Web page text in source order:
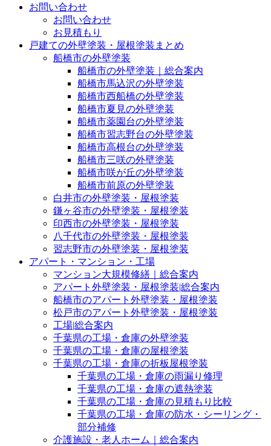
お問い合わせ
お問い合わせ
お見積もり
戸建ての外壁塗装・屋根塗装まとめ
船橋市の外壁塗装
船橋市の外壁塗装｜総合案内
船橋市馬込沢の外壁塗装
船橋市西船橋の外壁塗装
船橋市夏見の外壁塗装
船橋市薬園台の外壁塗装
船橋市習志野台の外壁塗装
船橋市高根台の外壁塗装
船橋市三咲の外壁塗装
船橋市咲が丘の外壁塗装
船橋市前原の外壁塗装
白井市の外壁塗装・屋根塗装
鎌ヶ谷市の外壁塗装・屋根塗装
印西市の外壁塗装・屋根塗装
八千代市の外壁塗装・屋根塗装
習志野市の外壁塗装・屋根塗装
アパート・マンション・工場
マンション大規模修繕｜総合案内
アパート外壁塗装・屋根塗装|総合案内
船橋市のアパート外壁塗装・屋根塗装
松戸市のアパート外壁塗装・屋根塗装
工場|総合案内
千葉県の工場・倉庫の外壁塗装
千葉県の工場・倉庫の屋根塗装
千葉県の工場・倉庫の折板屋根塗装
千葉県の工場・倉庫の雨漏り修理
千葉県の工場・倉庫の遮熱塗装
千葉県の工場・倉庫の見積もり比較
千葉県の工場・倉庫の防水・シーリング・
部分補修
介護施設・老人ホーム｜総合案内